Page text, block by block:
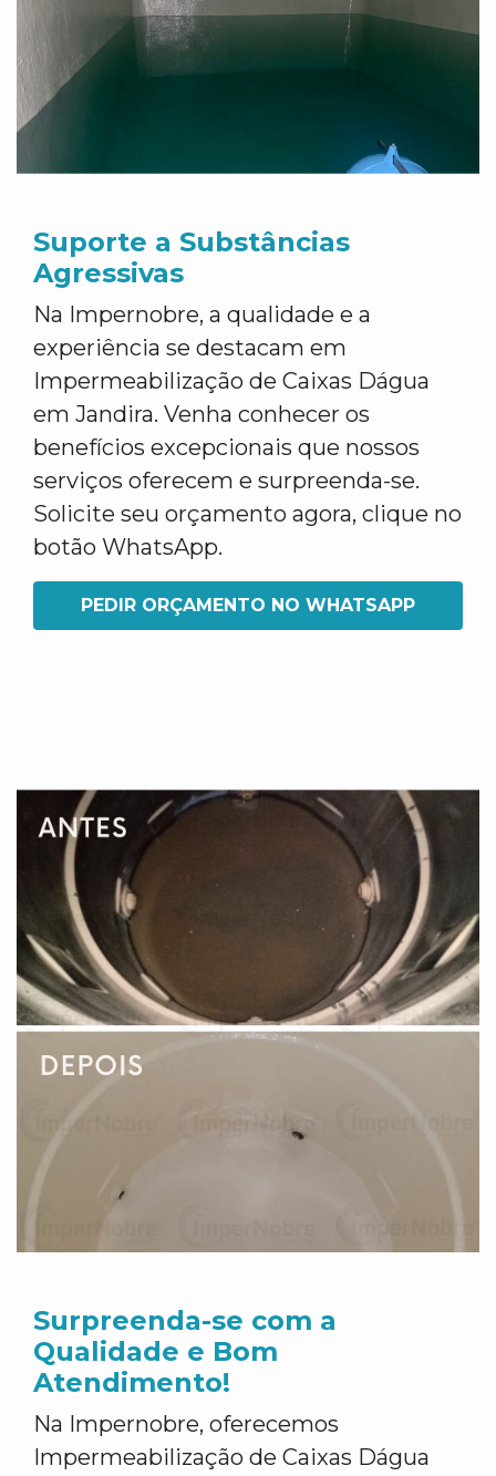
Suporte a Substâncias
Agressivas
Na Impernobre, a qualidade e a
experiência se destacam em
Impermeabilização de Caixas Dágua
em Jandira. Venha conhecer os
benefícios excepcionais que nossos
serviços oferecem e surpreenda-se.
Solicite seu orçamento agora, clique no
botão WhatsApp.
PEDIR ORÇAMENTO NO WHATSAPP
Surpreenda-se com a
Qualidade e Bom
Atendimento!
Na Impernobre, oferecemos
Impermeabilização de Caixas Dágua